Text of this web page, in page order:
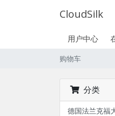
CloudSilk
用户中心
购物车
分类
德国法兰克福